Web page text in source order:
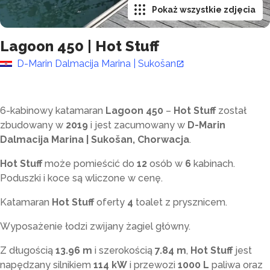
Lagoon 450 Hot Stuff
D-Marin Dalmacija Marina | Sukošan
Pokaż wszystkie zdjęcia
6-kabinowy katamaran Lagoon 450 – Hot Stuffzostał
zbudowany w 2019 i jest zacumowany w D-Marin
Dalmacija Marina | Sukošan, Chorwacja.
Hot Stuff może pomieścić do 12 osób w 6 kabinach.
Poduszki i koce są wliczone w cenę.
Katamaran Hot Stuff oferty 4 toalet z prysznicem.
Wyposażenie łodzi zwijany żagiel główny.
Z długością 13.96 m i szerokością 7.84 m, Hot Stuffjest
napędzany silnikiem 114 kW i przewozi 1000 L paliwa oraz